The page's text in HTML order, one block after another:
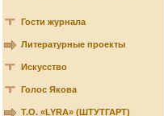
Гости журнала
Литературные проекты
Искусство
Голос Якова
Т.О. «LYRA» (ШТУТГАРТ)